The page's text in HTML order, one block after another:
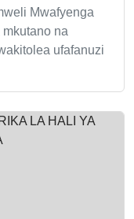
Mwafyenga
na
ufafanuzi